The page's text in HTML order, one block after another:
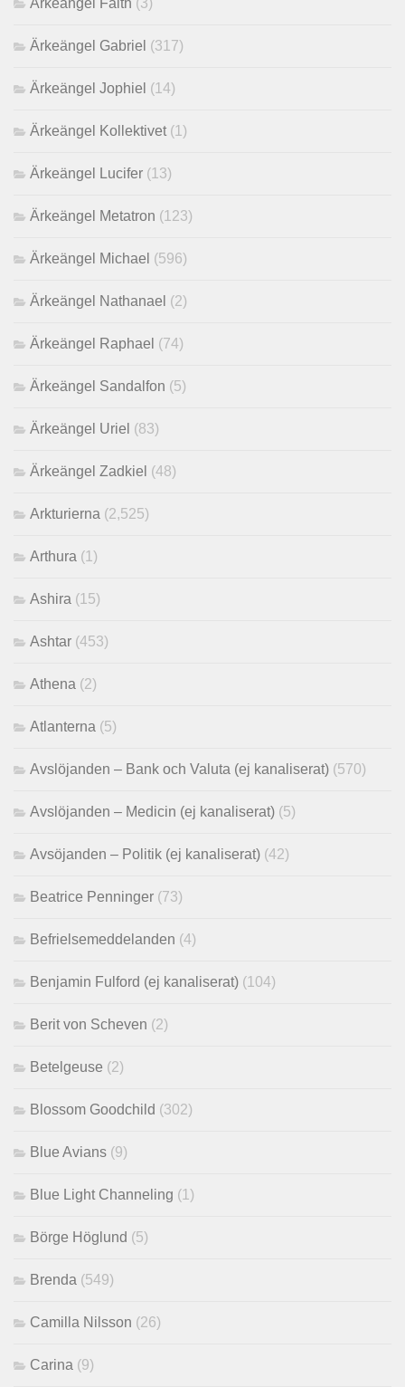
Ärkeängel Gabriel (317)
Ärkeängel Jophiel (14)
Ärkeängel Kollektivet (1)
Ärkeängel Lucifer (13)
Ärkeängel Metatron (123)
Ärkeängel Michael (596)
Ärkeängel Nathanael (2)
Ärkeängel Raphael (74)
Ärkeängel Sandalfon (5)
Ärkeängel Uriel (83)
Ärkeängel Zadkiel (48)
Arkturierna (2,525)
Arthura (1)
Ashira (15)
Ashtar (453)
Athena (2)
Atlanterna (5)
Avslöjanden – Bank och Valuta (ej kanaliserat) (570)
Avslöjanden – Medicin (ej kanaliserat) (5)
Avsöjanden – Politik (ej kanaliserat) (42)
Beatrice Penninger (73)
Befrielsemeddelanden (4)
Benjamin Fulford (ej kanaliserat) (104)
Berit von Scheven (2)
Betelgeuse (2)
Blossom Goodchild (302)
Blue Avians (9)
Blue Light Channeling (1)
Börge Höglund (5)
Brenda (549)
Camilla Nilsson (26)
Carina (9)